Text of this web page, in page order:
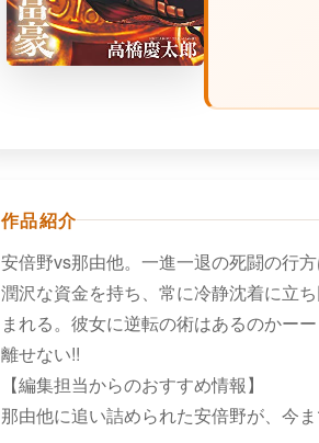
作品紹介
安倍野vs那由他。一進一退の死闘の行
潤沢な資金を持ち、常に冷静沈着に立
まれる。彼女に逆転の術はあるのかー
離せない!!
【編集担当からのおすすめ情報】
那由他に追い詰められた安倍野が、今